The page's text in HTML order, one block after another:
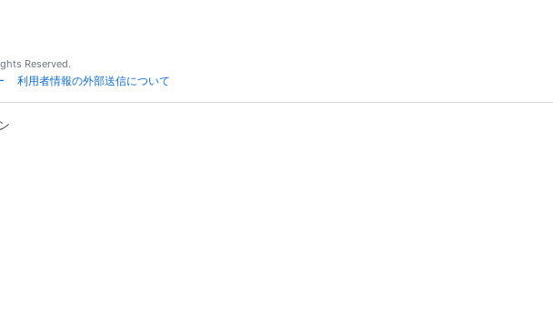
Reserved.
利用者情報の外部送信について